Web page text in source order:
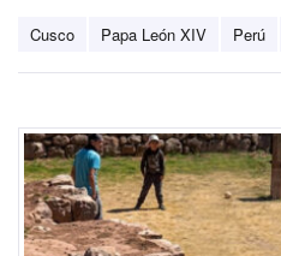
Cusco Papa León XIV Perú